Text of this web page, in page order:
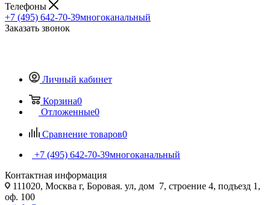
Телефоны
+7 (495) 642-70-39многоканальный
Заказать звонок
Личный кабинет
Корзина0
Отложенные0
Сравнение товаров0
+7 (495) 642-70-39многоканальный
Контактная информация
111020, Москва г, Боровая. ул, дом 7, строение 4, подъезд 1,
оф. 100